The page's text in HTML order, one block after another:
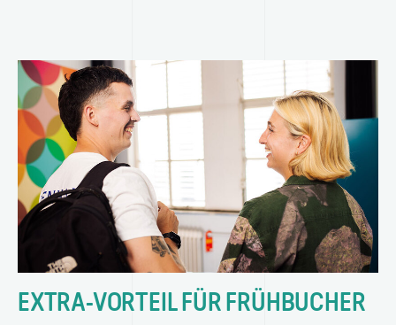
EXTRA-VORTEIL FÜR FRÜHBUCHER